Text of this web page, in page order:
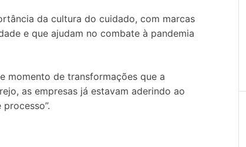
da cultura do cuidado, com marcas
e que ajudam no combate à pandemia
momento de transformações que a
as empresas já estavam aderindo ao